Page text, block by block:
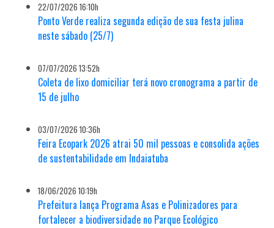
22/07/2026 16:10h
Ponto Verde realiza segunda edição de sua festa julina
neste sábado (25/7)
07/07/2026 13:52h
Coleta de lixo domiciliar terá novo cronograma a partir de
15 de julho
03/07/2026 10:36h
Feira Ecopark 2026 atrai 50 mil pessoas e consolida ações
de sustentabilidade em Indaiatuba
18/06/2026 10:19h
Prefeitura lança Programa Asas e Polinizadores para
fortalecer a biodiversidade no Parque Ecológico